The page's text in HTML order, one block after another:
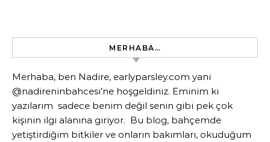
MERHABA…
Merhaba, ben Nadire, earlyparsley.com yani
@nadireninbahcesi’ne hoşgeldiniz. Eminim ki
yazılarım sadece benim değil senin gibi pek çok
kişinin ilgi alanına giriyor. Bu blog, bahçemde
yetiştirdiğim bitkiler ve onların bakımları, okuduğum